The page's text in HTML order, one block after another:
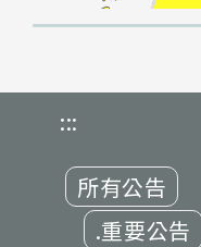
:::
所有公告
.重要公告